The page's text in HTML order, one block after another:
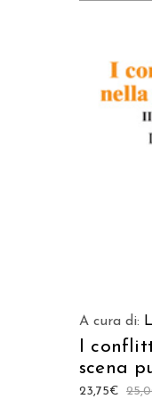
A cura di:
I
scena
23,75€